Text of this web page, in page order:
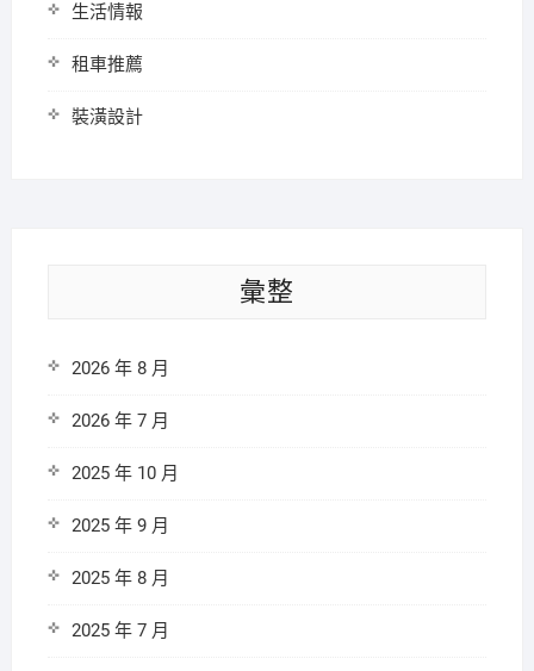
生活情報
租車推薦
裝潢設計
彙整
2026 年 8 月
2026 年 7 月
2025 年 10 月
2025 年 9 月
2025 年 8 月
2025 年 7 月